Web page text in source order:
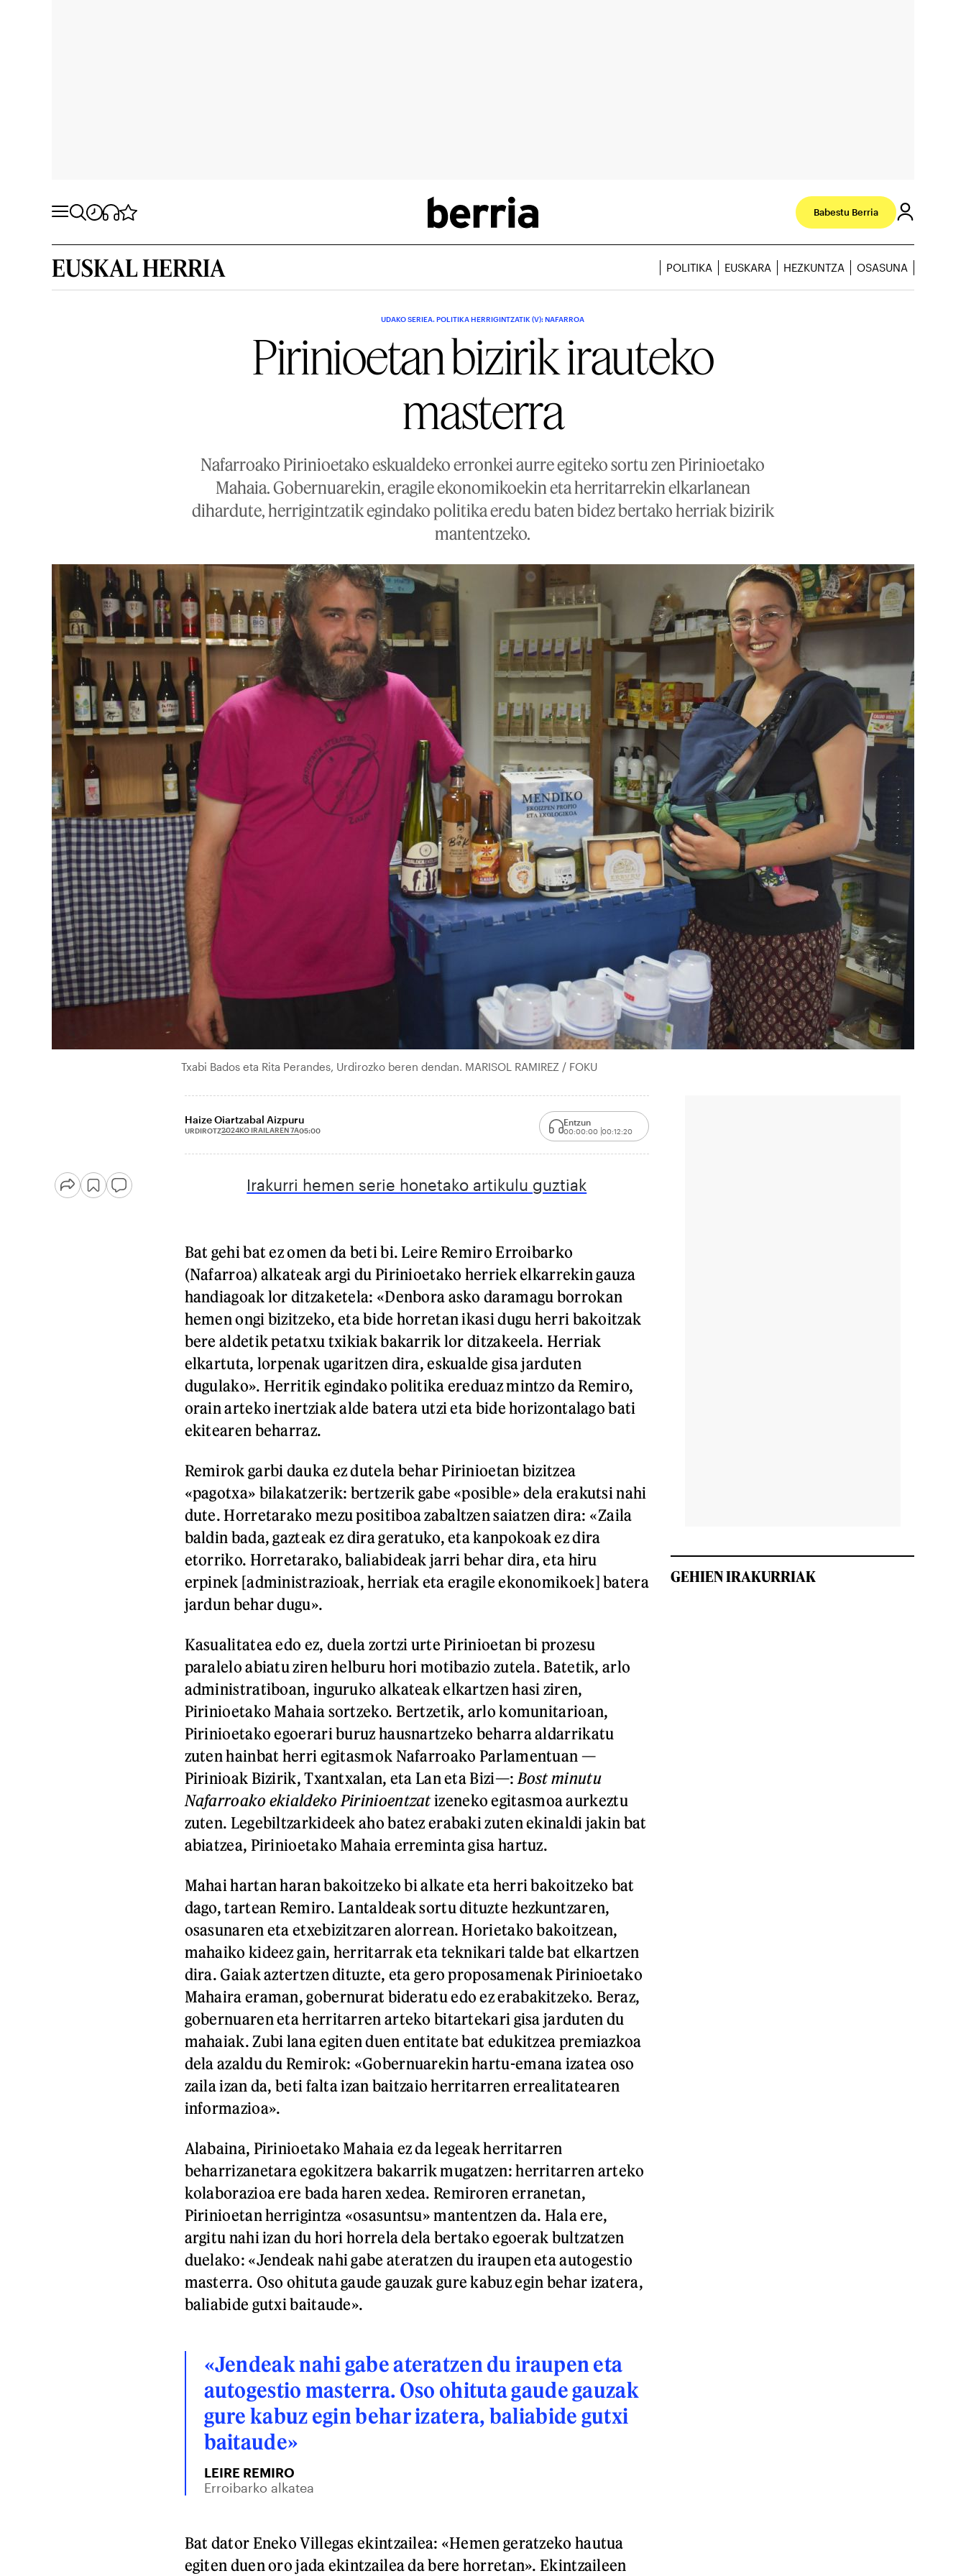
Babestu Berria
EUSKAL HERRIA POLITIKA EUSKARA HEZKUNTZA OSASUNA
UDAKO SERIEA. POLITIKA HERRIGINTZATIK (V): NAFARROA
Pirinioetan bizirik irauteko
masterra
Nafarroako Pirinioetako eskualdeko erronkei aurre egiteko sortu zen Pirinioetako
Mahaia. Gobernuarekin, eragile ekonomikoekin eta herritarrekin elkarlanean
dihardute, herrigintzatik egindako politika eredu baten bidez bertako herriak bizirik
mantentzeko.
Txabi Bados eta Rita Perandes, Urdirozko beren dendan. MARISOL RAMIREZ / FOKU
Haize Oiartzabal Aizpuru
URDIROTZ2024KO IRAILAREN 7A05:00
Entzun
00:00:00 00:12:20
Irakurri hemen serie honetako artikulu guztiak
Bat gehi bat ez omen da beti bi. Leire Remiro Erroibarko
(Nafarroa) alkateak argi du Pirinioetako herriek elkarrekin gauza
handiagoak lor ditzaketela: «Denbora asko daramagu borrokan
hemen ongi bizitzeko, eta bide horretan ikasi dugu herri bakoitzak
bere aldetik petatxu txikiak bakarrik lor ditzakeela. Herriak
elkartuta, lorpenak ugaritzen dira, eskualde gisa jarduten
dugulako». Herritik egindako politika ereduaz mintzo da Remiro,
orain arteko inertziak alde batera utzi eta bide horizontalago bati
ekitearen beharraz.
Remirok garbi dauka ez dutela behar Pirinioetan bizitzea
«pagotxa» bilakatzerik: bertzerik gabe «posible» dela erakutsi nahi
dute. Horretarako mezu positiboa zabaltzen saiatzen dira: «Zaila
baldin bada, gazteak ez dira geratuko, eta kanpokoak ez dira
etorriko. Horretarako, baliabideak jarri behar dira, eta hiru
erpinek [administrazioak, herriak eta eragile ekonomikoek] batera
jardun behar dugu».
Kasualitatea edo ez, duela zortzi urte Pirinioetan bi prozesu
paralelo abiatu ziren helburu hori motibazio zutela. Batetik, arlo
administratiboan, inguruko alkateak elkartzen hasi ziren,
Pirinioetako Mahaia sortzeko. Bertzetik, arlo komunitarioan,
Pirinioetako egoerari buruz hausnartzeko beharra aldarrikatu
zuten hainbat herri egitasmok Nafarroako Parlamentuan —
Pirinioak Bizirik, Txantxalan, eta Lan eta Bizi—: Bost minutu
Nafarroako ekialdeko Pirinioentzatizeneko egitasmoa aurkeztu
zuten. Legebiltzarkideek aho batez erabaki zuten ekinaldi jakin bat
abiatzea, Pirinioetako Mahaia erreminta gisa hartuz.
Mahai hartan haran bakoitzeko bi alkate eta herri bakoitzeko bat
dago, tartean Remiro. Lantaldeak sortu dituzte hezkuntzaren,
osasunaren eta etxebizitzaren alorrean. Horietako bakoitzean,
mahaiko kideez gain, herritarrak eta teknikari talde bat elkartzen
dira. Gaiak aztertzen dituzte, eta gero proposamenak Pirinioetako
Mahaira eraman, gobernurat bideratu edo ez erabakitzeko. Beraz,
gobernuaren eta herritarren arteko bitartekari gisa jarduten du
mahaiak. Zubi lana egiten duen entitate bat edukitzea premiazkoa
dela azaldu du Remirok: «Gobernuarekin hartu-emana izatea oso
zaila izan da, beti falta izan baitzaio herritarren errealitatearen
informazioa».
Alabaina, Pirinioetako Mahaia ez da legeak herritarren
beharrizanetara egokitzera bakarrik mugatzen: herritarren arteko
kolaborazioa ere bada haren xedea. Remiroren erranetan,
Pirinioetan herrigintza «osasuntsu» mantentzen da. Hala ere,
argitu nahi izan du hori horrela dela bertako egoerak bultzatzen
duelako: «Jendeak nahi gabe ateratzen du iraupen eta autogestio
masterra. Oso ohituta gaude gauzak gure kabuz egin behar izatera,
baliabide gutxi baitaude».
«Jendeak nahi gabe ateratzen du iraupen eta
autogestio masterra. Oso ohituta gaude gauzak
gure kabuz egin behar izatera, baliabide gutxi
baitaude»
LEIRE REMIRO
Erroibarko alkatea
Bat dator Eneko Villegas ekintzailea: «Hemen geratzeko hautua
egiten duen oro jada ekintzailea da bere horretan». Ekintzaileen
GEHIEN IRAKURRIAK